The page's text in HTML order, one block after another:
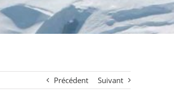
Précédent Suivant